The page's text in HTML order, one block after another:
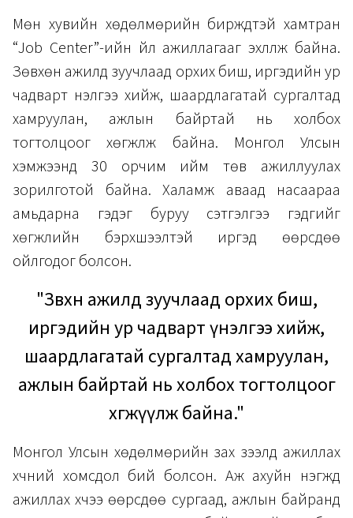
Мөн хувийн хөдөлмөрийн биржүүдтэй хамтран
“Job Center”-ийн үйл ажиллагааг эхлүүлж байна.
Зөвхөн ажилд зуучлаад орхих биш, иргэдийн ур
чадварт үнэлгээ хийж, шаардлагатай сургалтад
хамруулан, ажлын байртай нь холбох
тогтолцоог хөгжүүлж байна. Монгол Улсын
хэмжээнд 30 орчим ийм төв ажиллуулах
зорилготой байна. Халамж аваад насаараа
амьдарна гэдэг буруу сэтгэлгээ гэдгийг
хөгжлийн бэрхшээлтэй иргэд өөрсдөө
ойлгодог болсон.
"Зөвхөн ажилд зуучлаад орхих биш,
иргэдийн ур чадварт үнэлгээ хийж,
шаардлагатай сургалтад хамруулан,
ажлын байртай нь холбох тогтолцоог
хөгжүүлж байна."
Монгол Улсын хөдөлмөрийн зах зээлд ажиллах
хүчний хомсдол бий болсон. Аж ахуйн нэгжүүд
ажиллах хүчээ өөрсдөө сургаад, ажлын байранд